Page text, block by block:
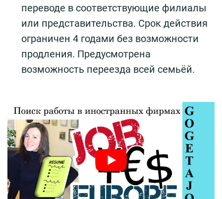
переводе в соответствующие филиалы
или представительства. Срок действия
ограничен 4 годами без возможности
продления. Предусмотрена
возможность переезда всей семьёй.